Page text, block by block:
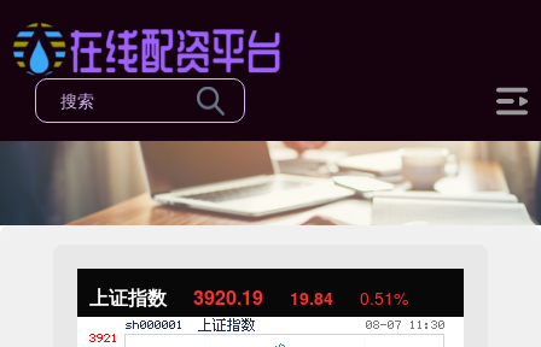
上证指数 3920.19 19.84 0.51%